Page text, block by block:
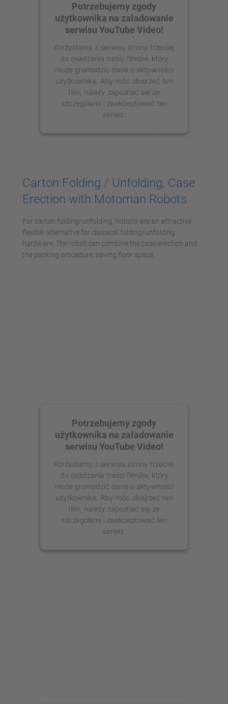
Potrzebujemy zgody
użytkownika na załadowanie
serwisu YouTube Video!
Korzystamy z serwisu strony trzeciej
do osadzania treści filmów, który
może gromadzić dane o aktywności
użytkownika. Aby móc obejrzeć ten
film, należy zapoznać się ze
szczegółami i zaakceptować ten
serwis.
powered byUsercentrics Consent
Management Platform
Carton Folding / Unfolding, Case
Erection with Motoman Robots
For carton folding/unfolding, Robots are an attractive
flexible alternative for classical folding/unfolding
hardware. The robot can combine the case erection and
the packing procedure, saving floor space.
Potrzebujemy zgody
użytkownika na załadowanie
serwisu YouTube Video!
Korzystamy z serwisu strony trzeciej
do osadzania treści filmów, który
może gromadzić dane o aktywności
użytkownika. Aby móc obejrzeć ten
film, należy zapoznać się ze
szczegółami i zaakceptować ten
serwis.